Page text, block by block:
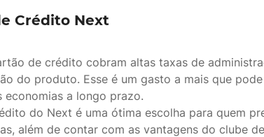
Crédito Next
de crédito cobram altas taxas de
do produto. Esse é um gasto a mais que
economias a longo prazo.
do Next é uma ótima escolha para quem
além de contar com as vantagens do clube